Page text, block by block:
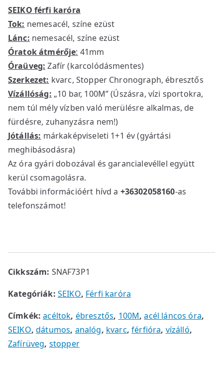
SEIKO férfi karóra
Tok: nemesacél, színe ezüst
Lánc: nemesacél, színe ezüst
Óratok átmérője: 41mm
Óraüveg: Zafír (karcolódásmentes)
Szerkezet: kvarc, Stopper Chronograph, ébresztős
Vízállóság: „10 bar, 100M” (Úszásra, vízi sportokra,
nem túl mély vízben való merülésre alkalmas, de
fürdésre, zuhanyzásra nem!)
Jótállás: márkaképviseleti 1+1 év (gyártási
meghibásodásra)
Az óra gyári dobozával és garancialevéllel együtt
kerül csomagolásra.
További információért hívd a +36302058160-as
telefonszámot!
Cikkszám: SNAF73P1
Kategóriák: SEIKO, Férfi karóra
Címkék:acéltok, ébresztős, 100M,acél láncos óra,
SEIKO,dátumos, analóg, kvarc,férfióra, vízálló,
Zafírüveg, stopper